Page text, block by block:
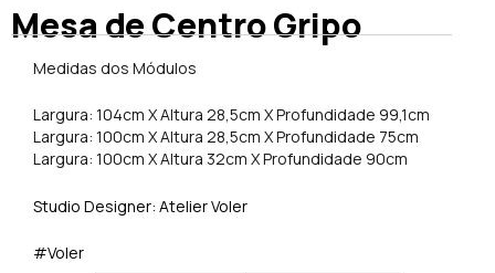
Mesa de Centro Gripo
Medidas dos Módulos
Largura: 104cm X Altura 28,5cm X Profundidade 99,1cm
Largura: 100cm X Altura 28,5cm X Profundidade 75cm
Largura: 100cm X Altura 32cm X Profundidade 90cm
Studio Designer: Atelier Voler
#Voler